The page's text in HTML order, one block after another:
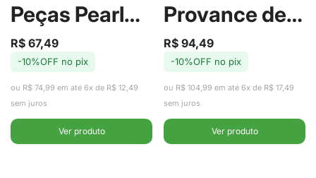
Peças Pearl
com Meleira -
Wolff
Preço
de
R$ 67,49
Preço
regular
-10%OFF no pix
ou R$ 74,99 em até 6x de R$ 12,49
sem juros
Ver produto
Provance de
Cerâmica
34cm -
Alleanza
Preço
de
R$ 94,49
Preço
regular
-10%OFF no pix
ou R$ 104,99 em até 6x de R$ 17,49
sem juros
Ver produto